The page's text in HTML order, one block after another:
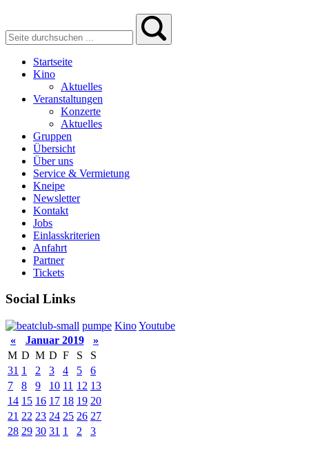
Startseite
Kino
Aktuelles
Veranstaltungen
Konzerte
Aktuelles
Gruppen
Übersicht
Über uns
Service & Vermietung
Kneipe
Newsletter
Kontakt
Jobs
Einlasskriterien
Anfahrt
Partner
Tickets
Social Links
pumpe KinoYoutube
«
Januar 2019
»
M D M D F S
S
31 1 2 3 4 5
6
7
8 9 10 11 12 13
14 15 16 17 18 19 20
21 22 23 24 25 26 27
28 29 30 31 1 2 3